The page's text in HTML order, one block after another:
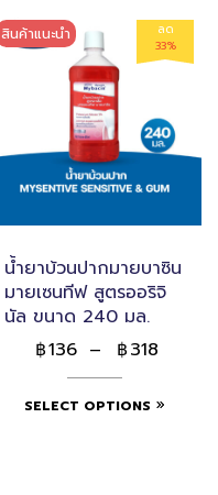
ลด
33%
สินค้าแนะนำ
น้ำยาบ้วนปากมายบาซิน
มายเซนทีฟ สูตรออริจิ
นัล ขนาด 240 มล.
฿136 – ฿318
SELECT OPTIONS